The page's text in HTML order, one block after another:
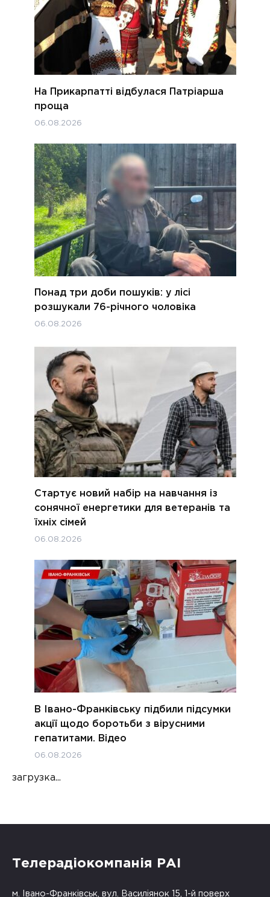
На Прикарпатті відбулася Патріарша
проща
06.08.2026
Понад три доби пошуків: у лісі
розшукали 76-річного чоловіка
06.08.2026
Стартує новий набір на навчання із
сонячної енергетики для ветеранів та
їхніх сімей
06.08.2026
В Івано-Франківську підбили підсумки
акції щодо боротьби з вірусними
гепатитами. Відео
06.08.2026
загрузка...
Телерадіокомпанія РАІ
м. Івано-Франківськ, вул. Василіянок 15, 1-й поверх